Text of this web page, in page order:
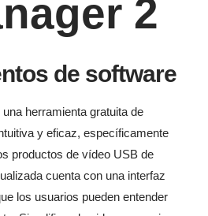
2
de software
herramienta gratuita de
y eficaz, específicamente
productos de vídeo USB de
cuenta con una interfaz
los usuarios pueden entender